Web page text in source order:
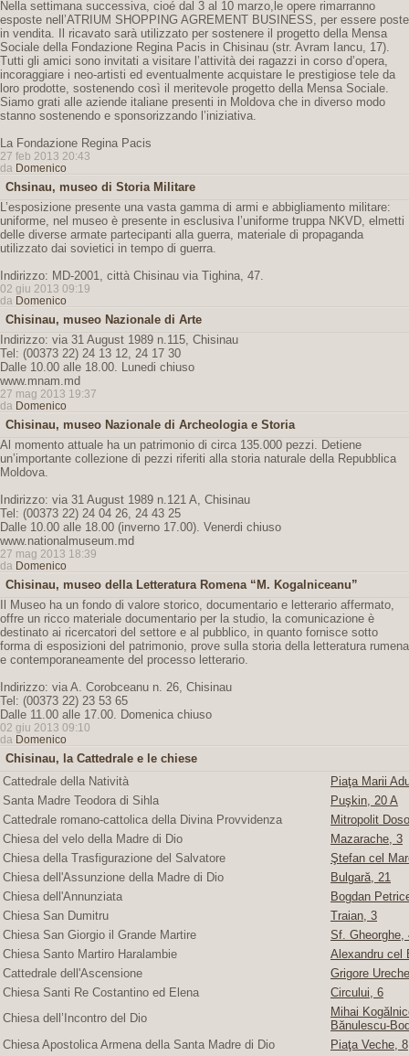
Nella settimana successiva, cioé dal 3 al 10 marzo,le opere rimarranno
esposte nell’ATRIUM SHOPPING AGREMENT BUSINESS, per essere poste
in vendita. Il ricavato sarà utilizzato per sostenere il progetto della Mensa
Sociale della Fondazione Regina Pacis in Chisinau (str. Avram Iancu, 17).
Tutti gli amici sono invitati a visitare l’attività dei ragazzi in corso d’opera,
incoraggiare i neo-artisti ed eventualmente acquistare le prestigiose tele da
loro prodotte, sostenendo così il meritevole progetto della Mensa Sociale.
Siamo grati alle aziende italiane presenti in Moldova che in diverso modo
stanno sostenendo e sponsorizzando l’iniziativa.
La Fondazione Regina Pacis
27 feb 2013 20:43
da Domenico
Chsinau, museo di Storia Militare
L’esposizione presente una vasta gamma di armi e abbigliamento militare:
uniforme, nel museo è presente in esclusiva l’uniforme truppa NKVD, elmetti
delle diverse armate partecipanti alla guerra, materiale di propaganda
utilizzato dai sovietici in tempo di guerra.
Indirizzo: MD-2001, città Chisinau via Tighina, 47.
02 giu 2013 09:19
da Domenico
Chisinau, museo Nazionale di Arte
Indirizzo: via 31 August 1989 n.115, Chisinau
Tel: (00373 22) 24 13 12, 24 17 30
Dalle 10.00 alle 18.00. Lunedi chiuso
www.mnam.md
27 mag 2013 19:37
da Domenico
Chisinau, museo Nazionale di Archeologia e Storia
Al momento attuale ha un patrimonio di circa 135.000 pezzi. Detiene
un’importante collezione di pezzi riferiti alla storia naturale della Repubblica
Moldova.
Indirizzo: via 31 August 1989 n.121 A, Chisinau
Tel: (00373 22) 24 04 26, 24 43 25
Dalle 10.00 alle 18.00 (inverno 17.00). Venerdi chiuso
www.nationalmuseum.md
27 mag 2013 18:39
da Domenico
Chisinau, museo della Letteratura Romena “M. Kogalniceanu”
Il Museo ha un fondo di valore storico, documentario e letterario affermato,
offre un ricco materiale documentario per la studio, la comunicazione è
destinato ai ricercatori del settore e al pubblico, in quanto fornisce sotto
forma di esposizioni del patrimonio, prove sulla storia della letteratura rumena
e contemporaneamente del processo letterario.
Indirizzo: via A. Corobceanu n. 26, Chisinau
Tel: (00373 22) 23 53 65
Dalle 11.00 alle 17.00. Domenica chiuso
02 giu 2013 09:10
da Domenico
Chisinau, la Cattedrale e le chiese
Cattedrale della Natività
Piaţa Marii
Santa Madre Teodora di Sihla
Puşkin, 20 A
Cattedrale romano-cattolica della Divina Provvidenza
Mitropolit
Chiesa del velo della Madre di Dio
Mazarache, 3
Chiesa della Trasfigurazione del Salvatore
Ştefan cel
Chiesa dell'Assunzione della Madre di Dio
Bulgară, 21
Chiesa dell'Annunziata
Bogdan
Chiesa San Dumitru
Traian, 3
Chiesa San Giorgio il Grande Martire
Sf. Gheorghe,
Chiesa Santo Martiro Haralambie
Alexandru cel
Cattedrale dell'Ascensione
Grigore
Chiesa Santi Re Costantino ed Elena
Circului, 6
Chiesa dell’Incontro del Dio
Mihai
Bănulescu-
Chiesa Apostolica Armena della Santa Madre di Dio
Piaţa Veche, 8